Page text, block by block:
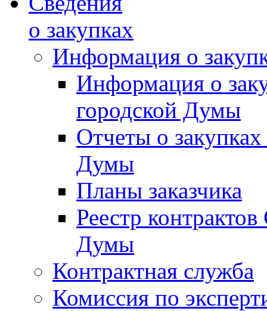
о закупках
Информация о
Информация о
городской Думы
Отчеты о
Думы
Планы заказчика
Реестр
Думы
Контрактная служба
Комиссия по